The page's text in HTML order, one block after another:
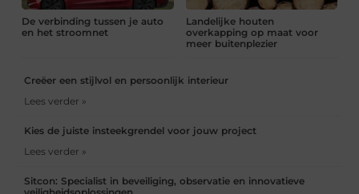
De verbinding tussen je auto
en het stroomnet
Landelijke houten
overkapping op maat voor
meer buitenplezier
Creëer een stijlvol en persoonlijk interieur
Lees verder »
Kies de juiste insteekgrendel voor jouw project
Lees verder »
Sitcon: Specialist in beveiliging, observatie en innovatieve